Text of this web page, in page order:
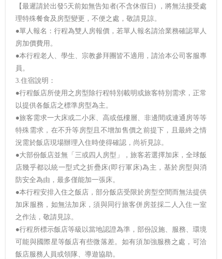
【最遲請於出發5天前如無告知者(不含休假日) ，將無法接受處
理特殊餐食及房型變更，不便之處，敬請見諒。
●單人報名：行程為雙人房報價，若單人報名請洽業務確認單人
房加價費用。
●本行程老人、學生、宗教參拜團皆不適用，請洽本公司客服專
員。
3.住宿說明：
●行程飯店所使用之房型除行程特別載明或旅客特別需求，正常
以提供各飯店之標準房型為主。
●旅客需求一大床或二小床、高或低樓層、非邊間或連通房等等
特殊需求，在不升等房型且不增加售價之前提下，且最終之情
況需於飯店現場辦理入住時使得確認，尚祈見諒。
●大部份飯店並無「三或四人房型」，旅客若選擇加床，全球飯
店幾乎都以統一型式之折疊床(即行軍床)為主，基於房型與消
防安全為由，最多僅能加一張床。
●本行程安排入住之飯店，部分飯店受限於房型空間而無法提供
加床服務，如無法加床，須與同行旅客併房並採二人入住一室
之作法，敬請見諒。
●行程所標示飯店等級以當地認證為準，部份設施、服務、環境
可能與國際星等飯店有些微落差。如有須加強服務之處，可洽
飯店服務人員或領隊、導遊協助。